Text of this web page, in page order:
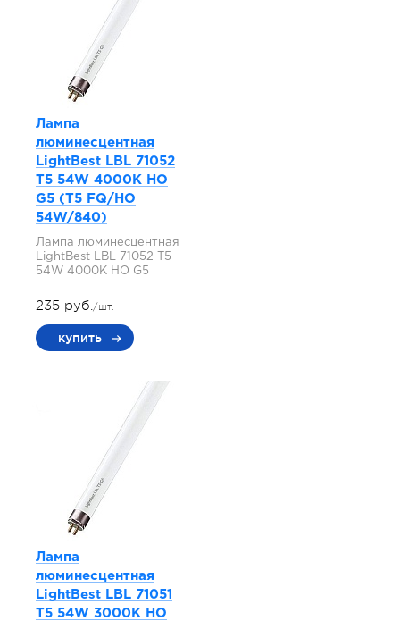
Лампа
люминесцентная
LightBest LBL 71052
T5 54W 4000K HO
G5 (T5 FQ/HO
54W/840)
Лампа люминесцентная
LightBest LBL 71052 T5
54W 4000K HO G5
235 руб./шт.
купить
Лампа
люминесцентная
LightBest LBL 71051
T5 54W 3000K HO